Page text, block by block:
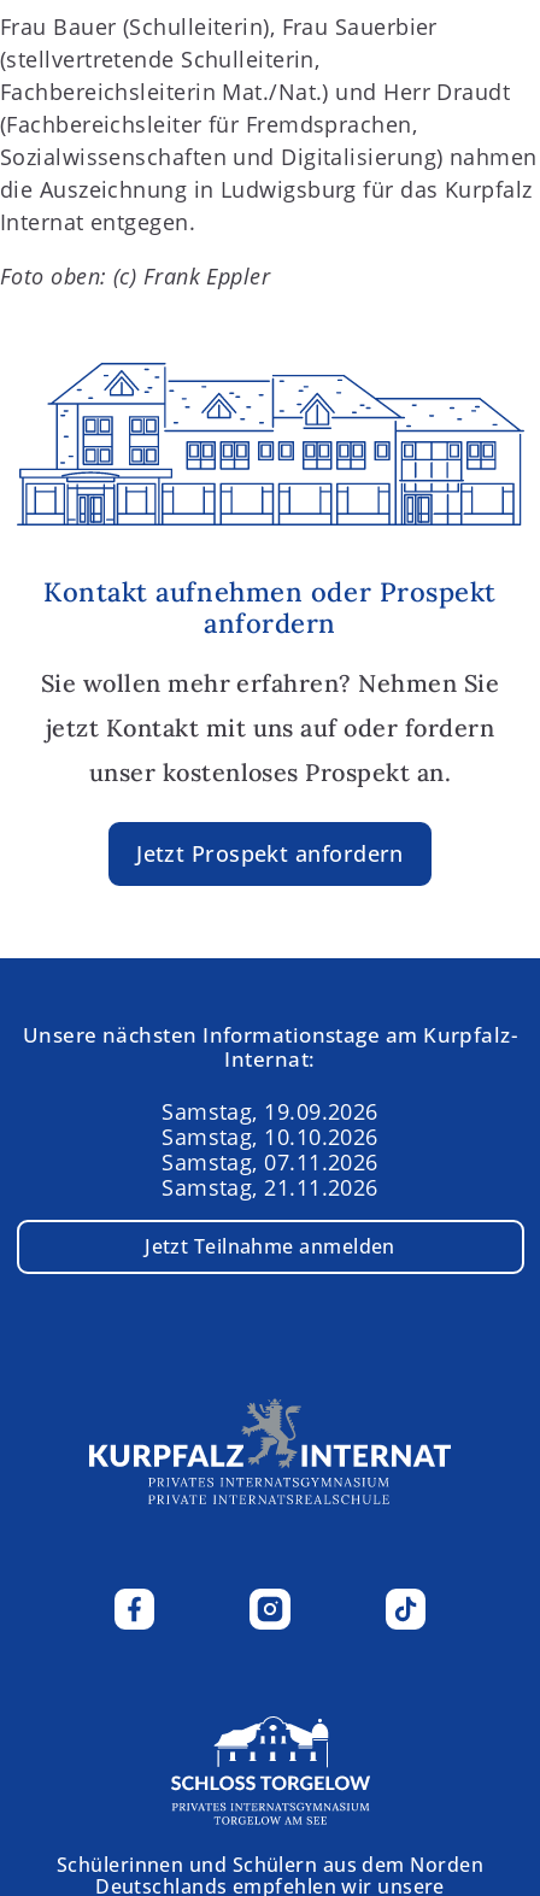
Frau Bauer (Schulleiterin), Frau Sauerbier
(stellvertretende Schulleiterin,
Fachbereichsleiterin Mat./Nat.) und Herr Draudt
(Fachbereichsleiter für Fremdsprachen,
Sozialwissenschaften und Digitalisierung) nahmen
die Auszeichnung in Ludwigsburg für das Kurpfalz
Internat entgegen.
Foto oben: (c) Frank Eppler
Kontakt aufnehmen oder Prospekt
anfordern
Sie wollen mehr erfahren? Nehmen Sie
jetzt Kontakt mit uns auf oder fordern
unser kostenloses Prospekt an.
Jetzt Prospekt anfordern
Unsere nächsten Informationstage am Kurpfalz-
Internat:
Samstag, 19.09.2026
Samstag, 10.10.2026
Samstag, 07.11.2026
Samstag, 21.11.2026
Jetzt Teilnahme anmelden
Schülerinnen und Schülern aus dem Norden
Deutschlands empfehlen wir unsere